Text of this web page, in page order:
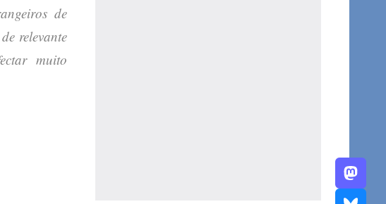
de
relevante
muito